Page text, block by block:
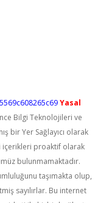
Yasal
Bilgi Teknolojileri ve
bir Yer Sağlayıcı olarak
içerikleri proaktif olarak
bulunmamaktadır.
taşımakta olup,
sayılırlar. Bu internet